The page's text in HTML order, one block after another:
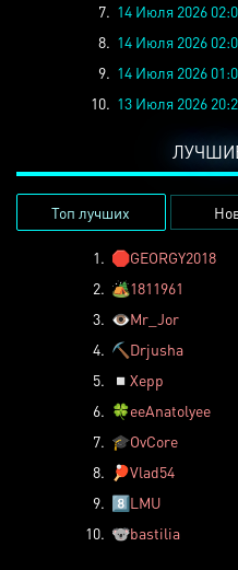
7. 14 Июля 2026
8. 14 Июля 2026
9. 14 Июля 2026
10. 13 Июля 2026
Топ лучших
1. 🛑GEORGY2018
2. 🏕️1811961
3. 👁️Mr_Jor
4. ⛏️ Drjusha
5.
◽ Xepp
6. 🍀eeAnatolyee
7. 🎓OvCore
8.
🏓Vlad54
9. 8️⃣LMU
10. 🐨bastilia